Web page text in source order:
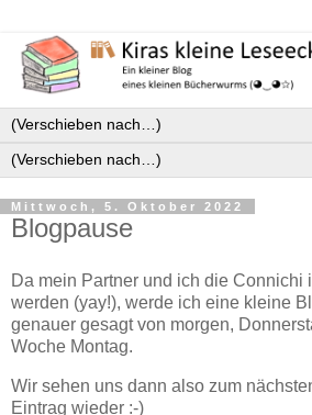
Mittwoch, 5. Oktober 2022
Blogpause
Da mein Partner und ich die Connichi
werden (yay!), werde ich eine kleine
genauer gesagt von morgen,
Woche Montag.
Wir sehen uns dann also zum
Eintrag wieder :-)